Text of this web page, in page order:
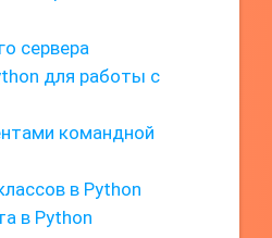
сервера
для работы с
командной
в Python
в Python